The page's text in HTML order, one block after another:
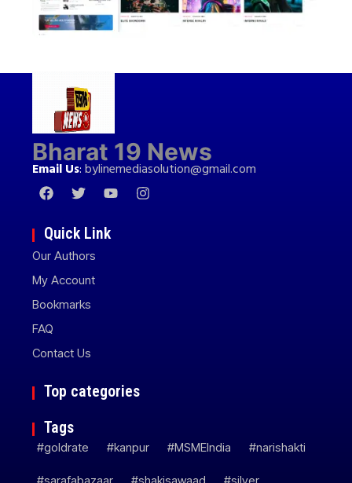
Bharat 19 News
Email Us:bylinemediasolution@gmail.com
Quick Link
Our Authors
My Account
Bookmarks
FAQ
Contact Us
Top categories
Tags
#goldrate #kanpur #MSMEIndia #narishakti